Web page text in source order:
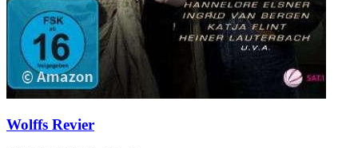
Wolffs Revier